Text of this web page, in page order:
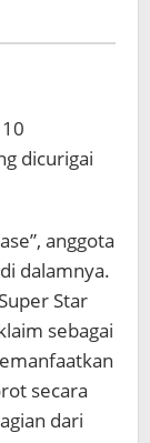
dicurigai
anggota
dalamnya.
Star
sebagai
secara
dari